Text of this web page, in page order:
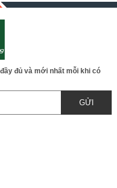
đủ và mới nhất mỗi khi có
GỬI